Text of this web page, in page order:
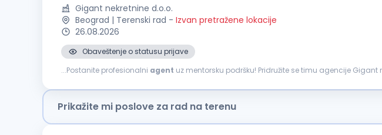
Gigant nekretnine d.o.o.
Beograd | Terenski rad - Izvan pretražene lokacije
26.08.2026
Obaveštenje o statusu prijave
...Postanite profesionalni agent uz mentorsku podršku! Pridružite se timu agencije
Prikažite mi poslove za rad na terenu